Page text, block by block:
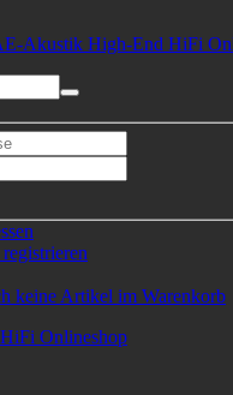
keine Artikel im Warenkorb